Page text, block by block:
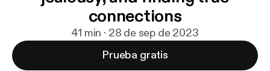
connections
41 min · 28 de sep de 2023
Prueba gratis